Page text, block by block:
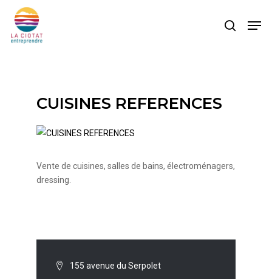
main
search
CUISINES REFERENCES
Vente de cuisines, salles de bains, électroménagers,
dressing.
155 avenue du Serpolet